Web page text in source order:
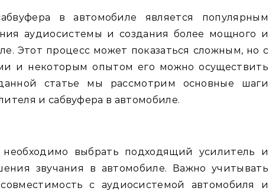
в автомобиле является популярным
аудиосистемы и создания более мощного и
Этот процесс может показаться сложным, но с
и некоторым опытом его можно осуществить
статье мы рассмотрим основные шаги
и сабвуфера в автомобиле.
выбрать подходящий усилитель и
звучания в автомобиле. Важно учитывать
с аудиосистемой автомобиля и